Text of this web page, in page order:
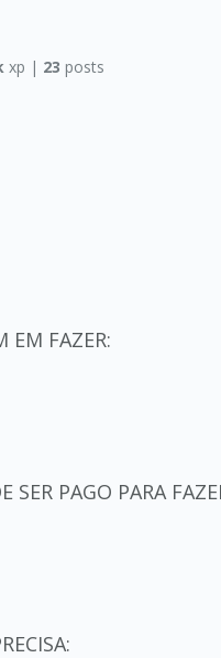
xp | 23 posts
EM FAZER:
PAGO PARA